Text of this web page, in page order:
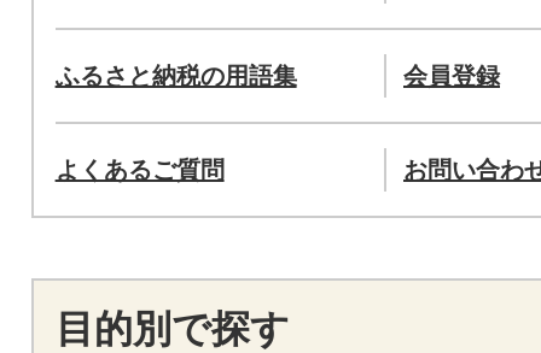
ふるさと納税の用語集 会員登録
よくあるご質問 お問い合わ
目的別で探す